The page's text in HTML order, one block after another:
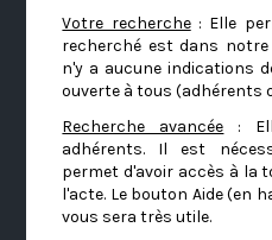
Votre recherche: Elle
recherché est dans notre
n'y a aucune indications
ouverte à tous (adhérents
Recherche avancée :
adhérents. Il est
permet d'avoir accès à la
l'acte. Le bouton Aide (en
vous sera très utile.